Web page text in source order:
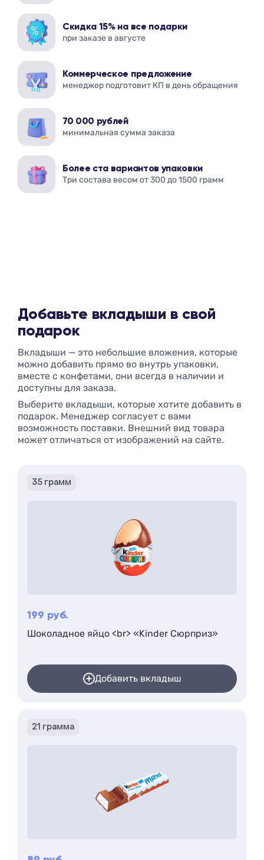
Скидка 15% на все подарки
при заказе в августе
Коммерческое предложение
менеджер подготовит КП в день обращения
70 000 рублей
минимальная сумма заказа
Более ста вариантов упаковки
Три состава весом от 300 до 1500 грамм
Добавьте вкладыши в свой
подарок
Вкладыши — это небольшие вложения, которые
можно добавить прямо во внутрь упаковки,
вместе с конфетами, они всегда в наличии и
доступны для заказа.
Выберите вкладыши, которые хотите добавить в
подарок. Менеджер согласует с вами
возможность поставки. Внешний вид товара
может отличаться от изображений на сайте.
35 грамм
199 руб.
Шоколадное яйцо <br> «Kinder Сюрприз»
Добавить вкладыш
21 грамма